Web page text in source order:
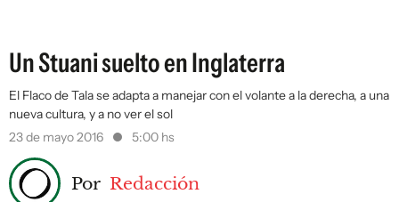
Un Stuani suelto en Inglaterra
El Flaco de Tala se adapta a manejar con el volante a la derecha, a una
nueva cultura, y a no ver el sol
23 de mayo 2016
5:00 hs
Por Redacción